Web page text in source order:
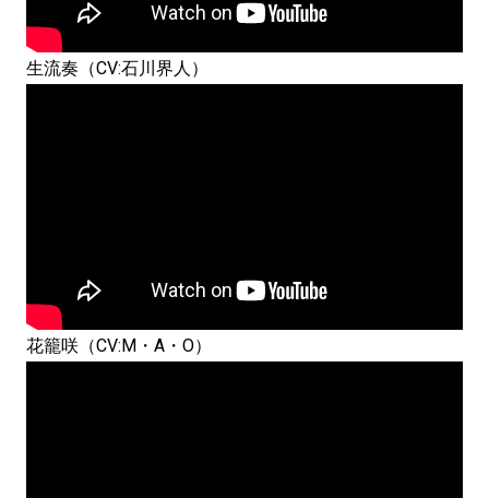
生流奏（CV:石川界人）
花籠咲（CV:M・A・O）